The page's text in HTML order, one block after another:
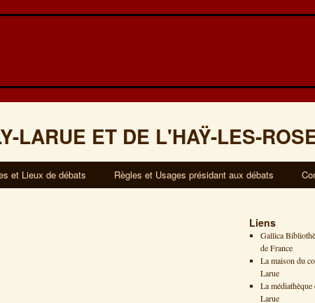
LARUE ET DE L'HAŸ-LES-
et Lieux de débats Règles et Usages présidant aux débats
Liens
Gallica
de France
La maison du
Larue
La
Larue